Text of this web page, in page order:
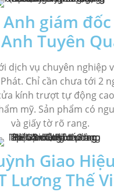
giám đốc
Tuyên
dịch vụ chuyên nghiệp
Chỉ cần chưa tới 2
kính trượt tự động
mỹ. Sản phẩm có
và giấy tờ rõ rang.
Giao
Lương Thế